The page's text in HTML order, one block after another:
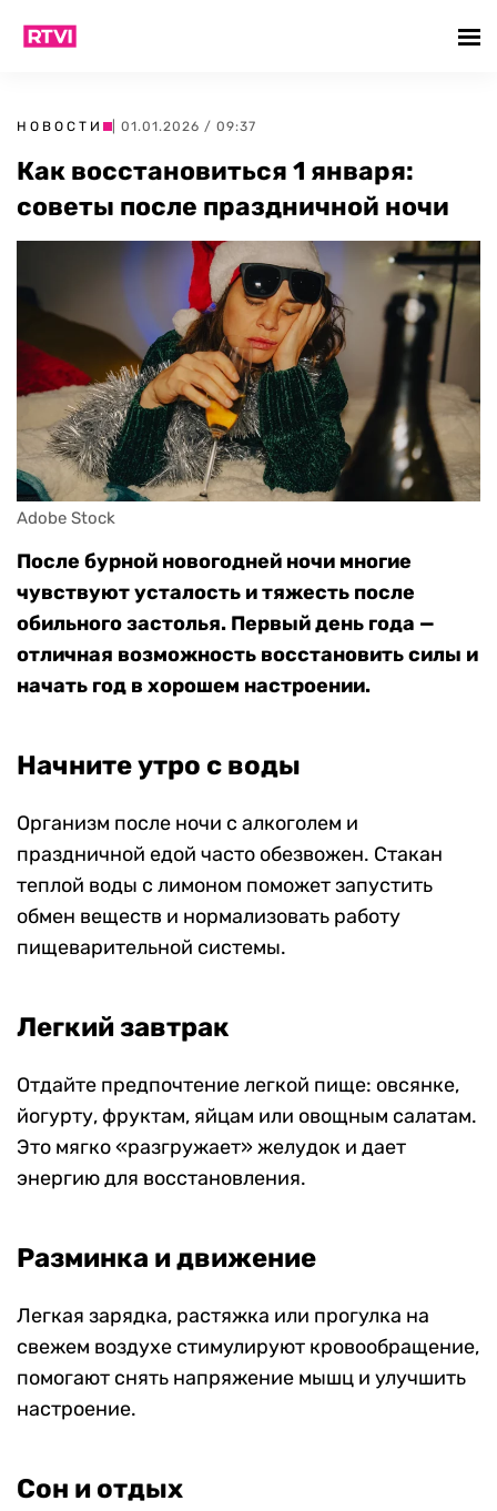
НОВОСТИ | 01.01.2026 / 09:37
Как восстановиться 1 января:
советы после праздничной ночи
Adobe Stock
После бурной новогодней ночи многие
чувствуют усталость и тяжесть после
обильного застолья. Первый день года —
отличная возможность восстановить силы и
начать год в хорошем настроении.
Начните утро с воды
Организм после ночи с алкоголем и
праздничной едой часто обезвожен. Стакан
теплой воды с лимоном поможет запустить
обмен веществ и нормализовать работу
пищеварительной системы.
Легкий завтрак
Отдайте предпочтение легкой пище: овсянке,
йогурту, фруктам, яйцам или овощным салатам.
Это мягко «разгружает» желудок и дает
энергию для восстановления.
Разминка и движение
Легкая зарядка, растяжка или прогулка на
свежем воздухе стимулируют кровообращение,
помогают снять напряжение мышц и улучшить
настроение.
Сон и отдых